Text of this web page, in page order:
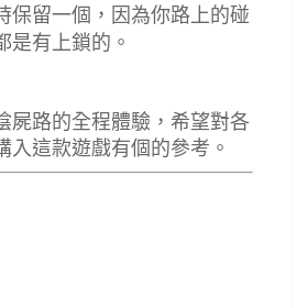
留一個，因為你路上的碰
是有上鎖的。
屍路的全程體驗，希望對各
入這款遊戲有個的參考。